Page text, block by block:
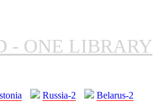
- ONE LIBRARY
Russia-2 Belarus-2